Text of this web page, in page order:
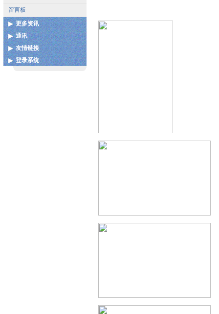
留言板
更多资讯
各地宗亲会通讯录
扩建图测
谢姓起源
通讯
联系我们
友情链接
中国泉州市谢氏宗亲联谊总
登录系统